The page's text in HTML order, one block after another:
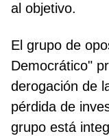
al objetivo.
El grupo de
Democrático"
derogación de
pérdida de
grupo está